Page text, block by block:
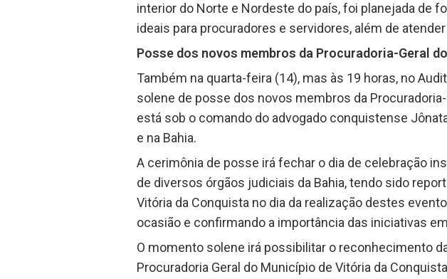
interior do Norte e Nordeste do país, foi planejada de
ideais para procuradores e servidores, além de
Posse dos novos membros da Procuradoria-Geral
Também na quarta-feira (14), mas às 19 horas, no
solene de posse dos novos membros da
está sob o comando do advogado conquistense
e na Bahia.
A cerimônia de posse irá fechar o dia de celebração
de diversos órgãos judiciais da Bahia, tendo sido
Vitória da Conquista no dia da realização destes
ocasião e confirmando a importância das iniciativas
O momento solene irá possibilitar o reconhecimento
Procuradoria Geral do Município de Vitória da